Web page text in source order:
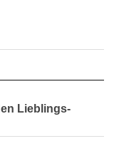
Lieblings-